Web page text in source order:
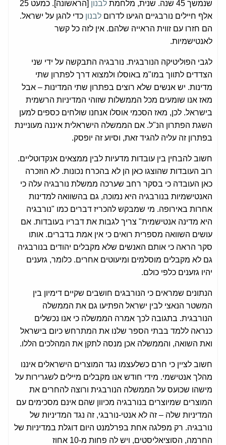
שנמשך 45 שנה. שנית, מלחמת
לבנון
[הראשונה]. כמעט 25
אלף חיילים נורבגיים הגיעו לדרום לבנון כדי להגן על ישראל.
הם חזרו עם זווית הראייה שלהם. אין לזה כל קשר
לאנטישמיות.
לגבי הפוליטיקה הנורבגית. נורבגיה התבקשה על ידי שני
הצדדים לתווך במו"מ באוסלו ולמצוא דרך לפתרון שתי
מדינות. יש אנשים שלא רוצים בפתרון שתי המדינות – אבל
מאז אנו שומעים מכל הממשלות שזוהי המדיניות הרשמית
בישראל. לכן, מאז הסכמי אוסלו אנחנו שולחים כספים למען
השגת הפתרון הנ"ל. אם הממשלה הישראלית איננה מעוניינת
בפתרון זה עליה להגיד זאת, וסיוע זה יופסק.
חשוב להבחין בין עובדות מדעיות לבין ממצאים אנקדוטליים.
רוב העובדות שהוצגו כאן הן לא בהכרח נכונות. לא הוזכרה
כאן העובדה כי בסקר רחב שערכה ממשלת נורבגיה עלה כי
האנטישמיות בנורבגיה היא נמוכה, גם בהשוואה למדינות
אחרות באירופה. מי שמבקש להכריז דברים כמו "נורבגיה
היא מדינה אנטישמית" צריך לגבות את דבריו בעובדות. אם
עושים השוואה מספרית רואים כי אין אמת בדברים. אותו
סקר הראה כי אותם האנשים שלא מקבלים יהודים בנורבגיה
גם לא מקבלים מוסלמים ומיעוטים אחרים. כלומר, גזענים
יהיו גזענים כלפי כולם.
הנתונים שמראים כי הנורבגים חושבים שקיים דימיון בין
המשטר הנאצי לבין ישראל הפתיעו גם את הממשלה
הנורבגית. בתגובה לכך אמרה הממשלה כי אנו נכשלים
כנראה ללמד בבתי הספר שלנו את המתרחש כיום בישראל
ואת השואה, והממשלה אכן מנסה לתקן את המהלכים הללו.
חשוב לציין כי חרם כשלעצמו נגד המוצרים הישראלים איננו
מהלך אנטישמי. מידי חודש אנו מקבלים מיילים לשגרירות על
מישהו שכועס על הממשלה הנורבגית ורוצה להחרים את
המוצרים שמיוצרים בנורבגיה מכיוון שהם אינם מסכימים עם
המדיניות שלה – זה לא אנטי-נורבגי, זה נגד המדיניות של
נורבגיה. רק מפלגה אחת בפרלמנט היום דוגלת במדיניות של
החרמה, הסוציאליסטים, ויש לה פחות מ-10 אחוז